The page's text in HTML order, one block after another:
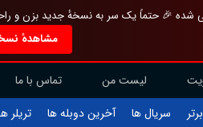
شده 🎉 حتماً یک سر به نسخهٔ جدید بزن
مشاهدهٔ
لیست من
تماس با ما
سریال ها آخرین دوبله ها تریلر